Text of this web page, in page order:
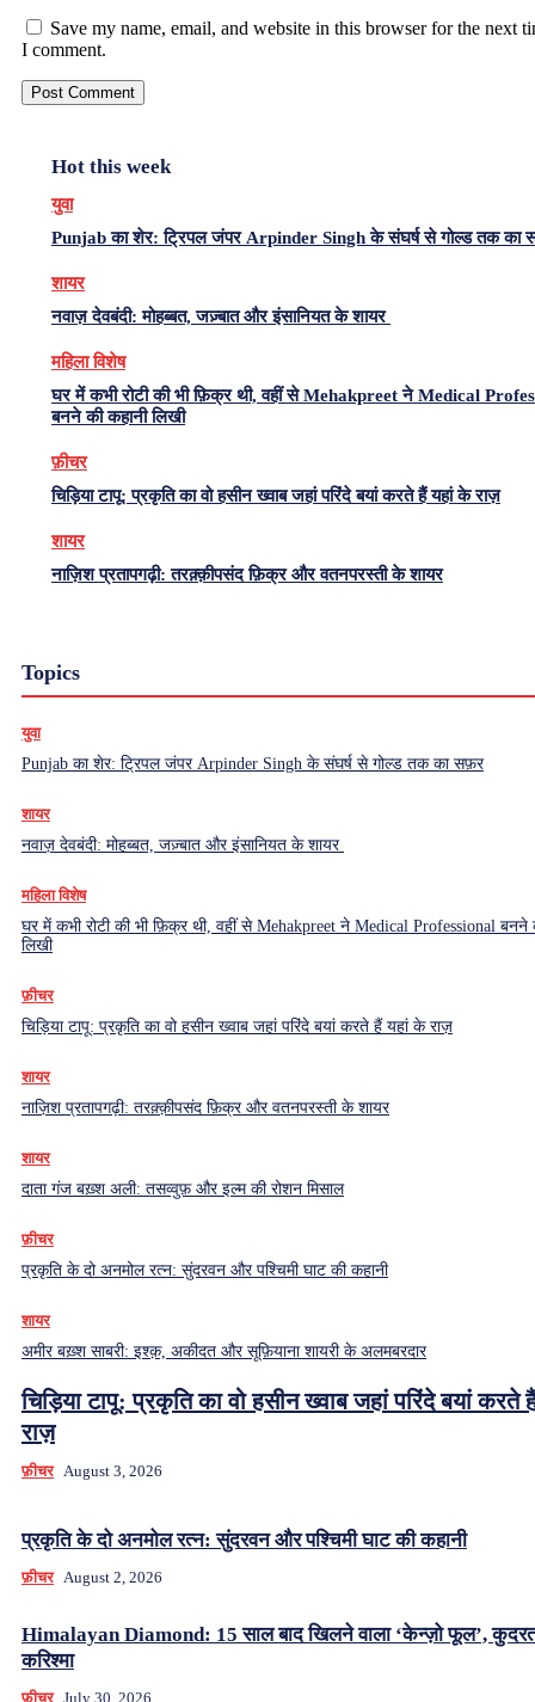
Save my name, email, and website in this browser for the next
I comment.
Hot this week
युवा
Punjab का शेर: ट्रिपल जंपर Arpinder Singh के संघर्ष से गोल्ड तक का
शायर
नवाज़ देवबंदी: मोहब्बत, जज़्बात और इंसानियत के शायर
महिला विशेष
घर में कभी रोटी की भी फ़िक्र थी, वहीं से Mehakpreet ने Medical
बनने की कहानी लिखी
फ़ीचर
चिड़िया टापू: प्रकृति का वो हसीन ख्वाब जहां परिंदे बयां करते हैं यहां के राज़
शायर
नाज़िश प्रतापगढ़ी: तरक़्क़ीपसंद फ़िक्र और वतनपरस्ती के शायर
Topics
युवा
Punjab का शेर: ट्रिपल जंपर Arpinder Singh के संघर्ष से गोल्ड तक का सफ़र
शायर
नवाज़ देवबंदी: मोहब्बत, जज़्बात और इंसानियत के शायर
महिला विशेष
घर में कभी रोटी की भी फ़िक्र थी, वहीं से Mehakpreet ने Medical Professional बनने
लिखी
फ़ीचर
चिड़िया टापू: प्रकृति का वो हसीन ख्वाब जहां परिंदे बयां करते हैं यहां के राज़
शायर
नाज़िश प्रतापगढ़ी: तरक़्क़ीपसंद फ़िक्र और वतनपरस्ती के शायर
शायर
दाता गंज बख़्श अली: तसव्वुफ़ और इल्म की रोशन मिसाल
फ़ीचर
प्रकृति के दो अनमोल रत्न: सुंदरवन और पश्चिमी घाट की कहानी
शायर
अमीर बख़्श साबरी: इश्क़, अकीदत और सूफ़ियाना शायरी के अलमबरदार
चिड़िया टापू: प्रकृति का वो हसीन ख्वाब जहां परिंदे बयां करते
राज़
फ़ीचर August 3, 2026
प्रकृति के दो अनमोल रत्न: सुंदरवन और पश्चिमी घाट की कहानी
फ़ीचर August 2, 2026
Himalayan Diamond: 15 साल बाद खिलने वाला ‘केन्ज़ो फूल’,
करिश्मा
फ़ीचर July 30, 2026